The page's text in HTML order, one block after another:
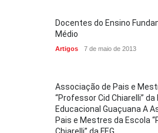
Docentes do Ensino
Médio
Artigos 7 de maio de 2013
Associação de Pais e
“Professor Cid Chiarelli” da
Educacional Guaçuana A
Pais e Mestres da Escola